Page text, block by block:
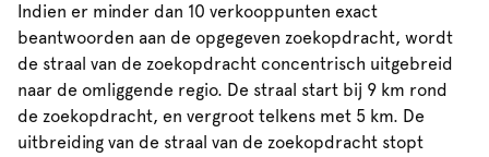
Indien er minder dan 10 verkooppunten exact
beantwoorden aan de opgegeven zoekopdracht, wordt
de straal van de zoekopdracht concentrisch uitgebreid
naar de omliggende regio. De straal start bij 9 km rond
de zoekopdracht, en vergroot telkens met 5 km. De
uitbreiding van de straal van de zoekopdracht stopt